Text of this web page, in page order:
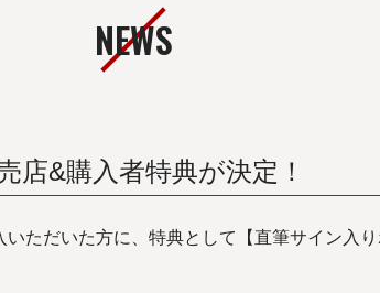
NEWS
店&購入者特典が決定！
ただいた方に、特典として【直筆サイン入